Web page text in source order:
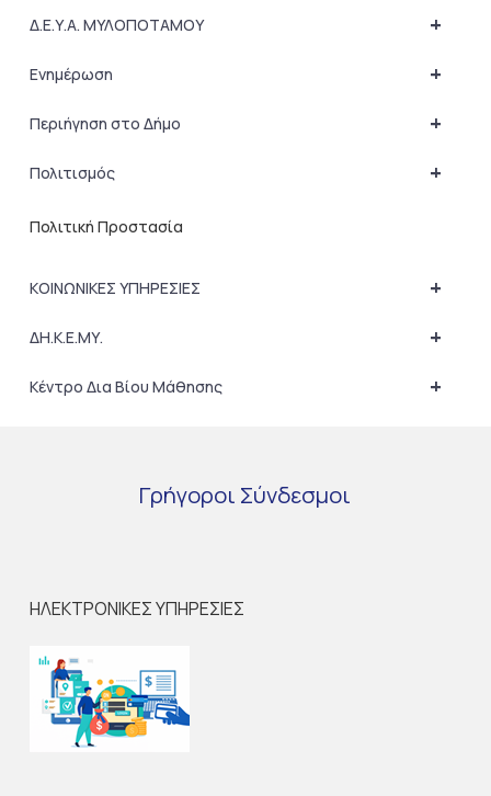
+
Δ.Ε.Υ.Α. ΜΥΛΟΠΟΤΑΜΟΥ
+
Ενημέρωση
+
Περιήγηση στο Δήμο
+
Πολιτισμός
Πολιτική Προστασία
+
ΚΟΙΝΩΝΙΚΕΣ ΥΠΗΡΕΣΙΕΣ
+
ΔΗ.Κ.Ε.ΜΥ.
+
Κέντρο Δια Βίου Μάθησης
Γρήγοροι Σύνδεσμοι
ΗΛΕΚΤΡΟΝΙΚΕΣ ΥΠΗΡΕΣΙΕΣ